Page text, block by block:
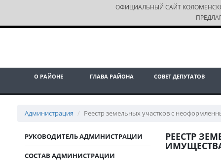
ОФИЦИАЛЬНЫЙ САЙТ
О РАЙОНЕ ГЛАВА РАЙОНА СОВЕТ ДЕПУТАТОВ
Администрация Реестр земельных участков с
РУКОВОДИТЕЛЬ АДМИНИСТРАЦИИ
СОСТАВ АДМИНИСТРАЦИИ
РЕЕСТР